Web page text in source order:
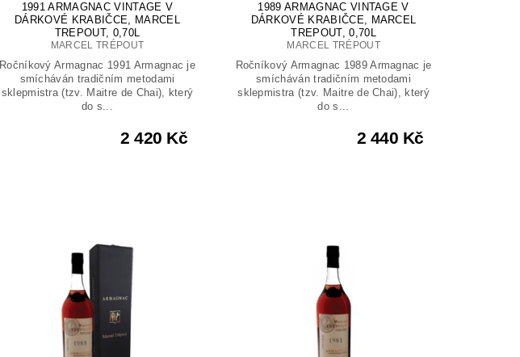
1991 ARMAGNAC VINTAGE V
DÁRKOVÉ KRABIČCE, MARCEL
TREPOUT, 0,70L
MARCEL TRÉPOUT
Ročníkový Armagnac 1991 Armagnac je
smícháván tradičním metodami
sklepmistra (tzv. Maitre de Chai), který
do s...
2 420 Kč
1989 ARMAGNAC VINTAGE V
DÁRKOVÉ KRABIČCE, MARCEL
TREPOUT, 0,70L
MARCEL TRÉPOUT
Ročníkový Armagnac 1989 Armagnac je
smícháván tradičním metodami
sklepmistra (tzv. Maitre de Chai), který
do s...
2 440 Kč